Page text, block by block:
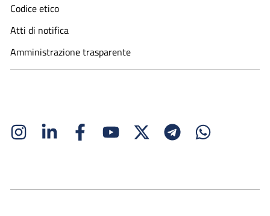
Codice etico
Atti di notifica
Amministrazione trasparente